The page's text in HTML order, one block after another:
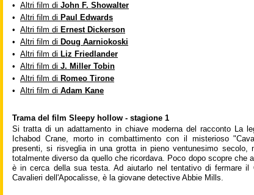
• Altri film di John F. Showalter
• Altri film di Paul Edwards
• Altri film di Ernest Dickerson
• Altri film di Doug Aarniokoski
• Altri film di Liz Friedlander
• Altri film di J. Miller Tobin
• Altri film di Romeo Tirone
• Altri film di Adam Kane
Trama del film Sleepy hollow - stagione 1
Si tratta di un adattamento in chiave moderna del racconto La
Ichabod Crane, morto in combattimento con il misterioso
presenti, si risveglia in una grotta in pieno ventunesimo secolo,
totalmente diverso da quello che ricordava. Poco dopo scopre che
è in cerca della sua testa. Ad aiutarlo nel tentativo di fermare il
Cavalieri dell'Apocalisse, è la giovane detective Abbie Mills.